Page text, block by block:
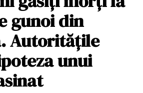
gunoi din
Autoritățile
unui